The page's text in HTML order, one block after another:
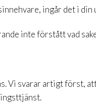
ingår det i din
inte förstått vad
Vi svarar artigt först,